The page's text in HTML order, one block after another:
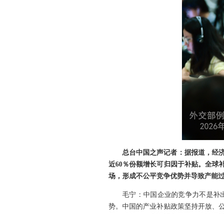
总台中国之声记者：据报道，经
近60％份额增长可归因于补贴。全球
场，形成不公平竞争优势并导致产能
毛宁：中国企业的竞争力不是补
势。中国的产业补贴政策坚持开放、